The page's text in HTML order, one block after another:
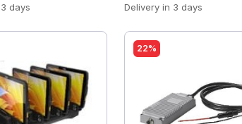
days Delivery in 3 days
22%